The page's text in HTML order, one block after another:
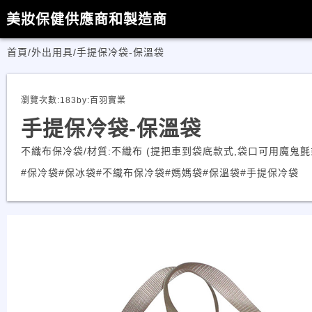
美妝保健供應商和製造商
首頁/外出用具/手提保冷袋-保溫袋
瀏覽次數:183 by: 百羽實業
手提保冷袋-保溫袋
不織布保冷袋/材質:不織布 (提把車到袋底款式,袋口可用魔鬼
#保冷袋#保冰袋#不織布保冷袋#媽媽袋#保溫袋#手提保冷袋